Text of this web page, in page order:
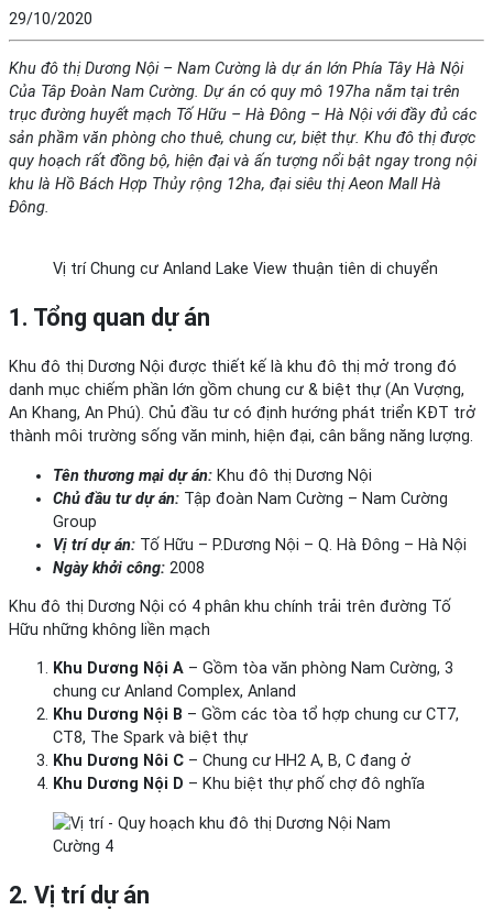
29/10/2020
Khu đô thị Dương Nội – Nam Cường là dự án lớn Phía Tây Hà Nội
Của Tâp Đoàn Nam Cường. Dự án có quy mô 197ha nằm tại trên
trục đường huyết mạch Tố Hữu – Hà Đông – Hà Nội với đầy đủ các
sản phầm văn phòng cho thuê, chung cư, biệt thự. Khu đô thị được
quy hoạch rất đồng bộ, hiện đại và ấn tượng nổi bật ngay trong nội
khu là Hồ Bách Hợp Thủy rộng 12ha, đại siêu thị Aeon Mall Hà
Đông.
Vị trí Chung cư Anland Lake View thuận tiên di chuyển
1. Tổng quan dự án
Khu đô thị Dương Nội được thiết kế là khu đô thị mở trong đó
danh mục chiếm phần lớn gồm chung cư & biệt thự (An Vượng,
An Khang, An Phú). Chủ đầu tư có định hướng phát triển KĐT trở
thành môi trường sống văn minh, hiện đại, cân bằng năng lượng.
Tên thương mại dự án: Khu đô thị Dương Nội
Chủ đầu tư dự án: Tập đoàn Nam Cường – Nam Cường
Group
Vị trí dự án: Tố Hữu – P.Dương Nội – Q. Hà Đông – Hà Nội
Ngày khởi công: 2008
Khu đô thị Dương Nội có 4 phân khu chính trải trên đường Tố
Hữu những không liền mạch
Khu Dương Nội A – Gồm tòa văn phòng Nam Cường, 3
chung cư Anland Complex, Anland
Khu Dương Nội B – Gồm các tòa tổ hợp chung cư CT7,
CT8, The Spark và biệt thự
Khu Dương Nôi C – Chung cư HH2 A, B, C đang ở
Khu Dương Nội D – Khu biệt thự phố chợ đô nghĩa
2. Vị trí dự án